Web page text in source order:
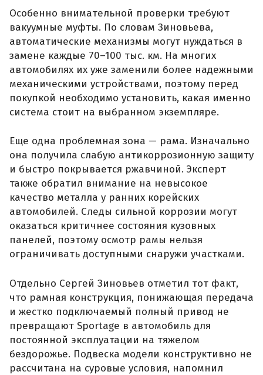
Особенно внимательной проверки требуют
вакуумные муфты. По словам Зиновьева,
автоматические механизмы могут нуждаться в
замене каждые 70–100 тыс. км. На многих
автомобилях их уже заменили более надежными
механическими устройствами, поэтому перед
покупкой необходимо установить, какая именно
система стоит на выбранном экземпляре.
Еще одна проблемная зона — рама. Изначально
она получила слабую антикоррозионную защиту
и быстро покрывается ржавчиной. Эксперт
также обратил внимание на невысокое
качество металла у ранних корейских
автомобилей. Следы сильной коррозии могут
оказаться критичнее состояния кузовных
панелей, поэтому осмотр рамы нельзя
ограничивать доступными снаружи участками.
Отдельно Сергей Зиновьев отметил тот факт,
что рамная конструкция, понижающая передача
и жестко подключаемый полный привод не
превращают Sportage в автомобиль для
постоянной эксплуатации на тяжелом
бездорожье. Подвеска модели конструктивно не
рассчитана на суровые условия, напомнил